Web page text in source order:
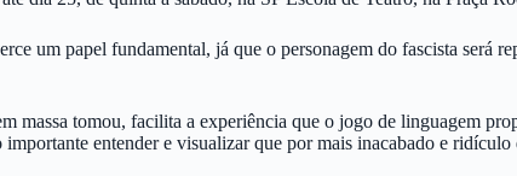
um papel fundamental, já que o personagem do fascista será
massa tomou, facilita a experiência que o jogo de linguagem
entender e visualizar que por mais inacabado e